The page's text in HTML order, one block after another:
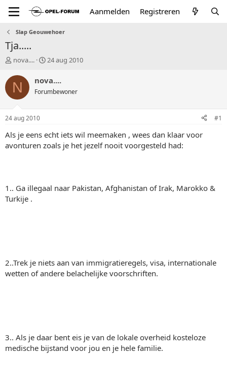
Aanmelden Registreren
Slap Geouwehoer
Tja.....
T
p
a
r
e
nova....
S
a
t
u
24 aug 2010
N nova....
Forumbewoner
24 aug 2010 #1
Als je eens echt iets wil meemaken , wees dan klaar voor
avonturen zoals je het jezelf nooit voorgesteld had:
1.. Ga illegaal naar Pakistan, Afghanistan of Irak, Marokko &
Turkije .
2..Trek je niets aan van immigratieregels, visa, internationale
wetten of andere belachelijke voorschriften.
3.. Als je daar bent eis je van de lokale overheid kosteloze
medische bijstand voor jou en je hele familie.